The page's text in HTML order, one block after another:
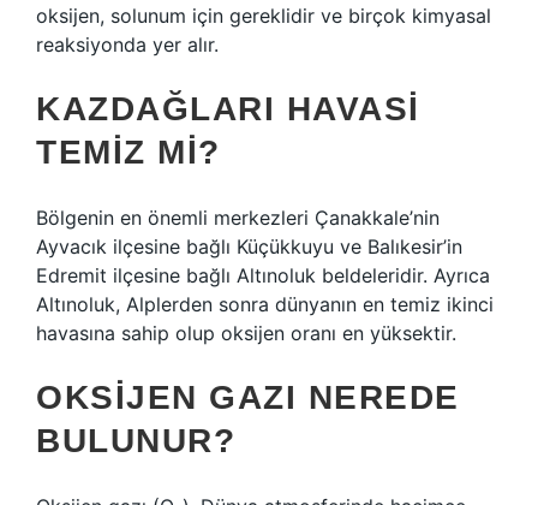
oksijen, solunum için gereklidir ve birçok kimyasal
reaksiyonda yer alır.
KAZDAĞLARI HAVASI
TEMIZ MI?
Bölgenin en önemli merkezleri Çanakkale’nin
Ayvacık ilçesine bağlı Küçükkuyu ve Balıkesir’in
Edremit ilçesine bağlı Altınoluk beldeleridir. Ayrıca
Altınoluk, Alplerden sonra dünyanın en temiz ikinci
havasına sahip olup oksijen oranı en yüksektir.
OKSIJEN GAZI NEREDE
BULUNUR?